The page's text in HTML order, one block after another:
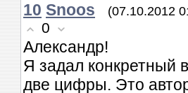
10 Snoos (07.10.2012
0
Александр!
Я задал конкретный
две цифры. Это